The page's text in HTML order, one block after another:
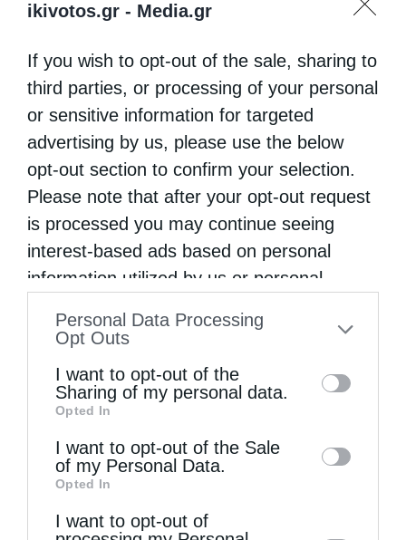
ikivotos.gr - Media.gr
If you wish to opt-out of the sale, sharing to
third parties, or processing of your personal
or sensitive information for targeted
advertising by us, please use the below
opt-out section to confirm your selection.
Please note that after your opt-out request
is processed you may continue seeing
interest-based ads based on personal
information utilized by us or personal
to your opt-out. You may separately opt-out
information by third parties on the IAB’s list
of downstream participants. This
information may also be disclosed by us to
third parties on theIAB’s List of
Downstream Participants
disclose it to other third parties.
Personal Data Processing
Opt Outs
I want to opt-out of the
Sharing of my personal data.
Opted In
I want to opt-out of the Sale
of my Personal Data.
Opted In
I want to opt-out of
Τελευταία άρθρα